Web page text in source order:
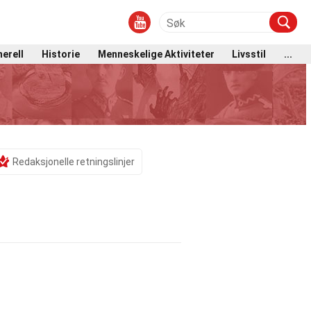
Historie Menneskelige Aktiviteter Livsstil ...
Redaksjonelle retningslinjer